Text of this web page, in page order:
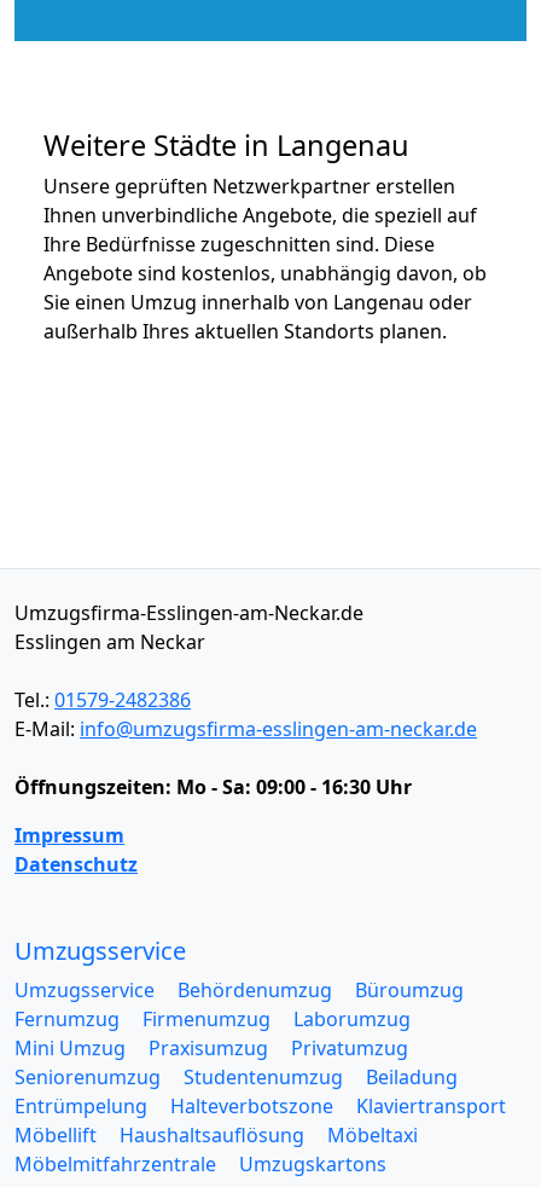
Weitere Städte in Langenau
Unsere geprüften Netzwerkpartner erstellen
Ihnen unverbindliche Angebote, die speziell auf
Ihre Bedürfnisse zugeschnitten sind. Diese
Angebote sind kostenlos, unabhängig davon, ob
Sie einen Umzug innerhalb von Langenau oder
außerhalb Ihres aktuellen Standorts planen.
Umzugsfirma-Esslingen-am-Neckar.de
Esslingen am Neckar
Tel.: 01579-2482386
E-Mail: info@umzugsfirma-esslingen-am-neckar.de
Öffnungszeiten: Mo - Sa: 09:00 - 16:30 Uhr
Impressum
Datenschutz
Umzugsservice
Umzugsservice Behördenumzug
Büroumzug
Fernumzug
Firmenumzug
Laborumzug
Mini Umzug
Praxisumzug
Privatumzug
Seniorenumzug
Studentenumzug
Beiladung
Entrümpelung
Halteverbotszone
Klaviertransport
Möbellift
Haushaltsauflösung
Möbeltaxi
Möbelmitfahrzentrale
Umzugskartons